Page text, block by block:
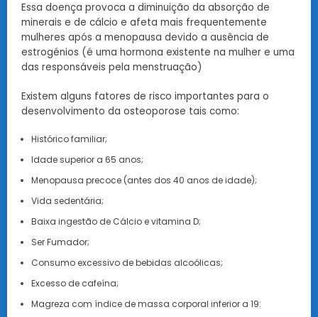
Essa doença provoca a diminuição da absorção de
minerais e de cálcio e afeta mais frequentemente
mulheres após a menopausa devido a ausência de
estrogénios (é uma hormona existente na mulher e uma
das responsáveis pela menstruação)
Existem alguns fatores de risco importantes para o
desenvolvimento da osteoporose tais como:
Histórico familiar;
Idade superior a 65 anos;
Menopausa precoce (antes dos 40 anos de idade);
Vida sedentária;
Baixa ingestão de Cálcio e vitamina D;
Ser Fumador;
Consumo excessivo de bebidas alcoólicas;
Excesso de cafeína;
Magreza com índice de massa corporal inferior a 19: